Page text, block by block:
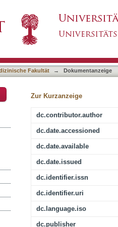
Fakultät → Dokumentanzeige
Zur Kurzanzeige
dc.contributor.author
dc.date.accessioned
dc.date.available
dc.date.issued
dc.identifier.issn
dc.identifier.uri
dc.language.iso
dc.publisher